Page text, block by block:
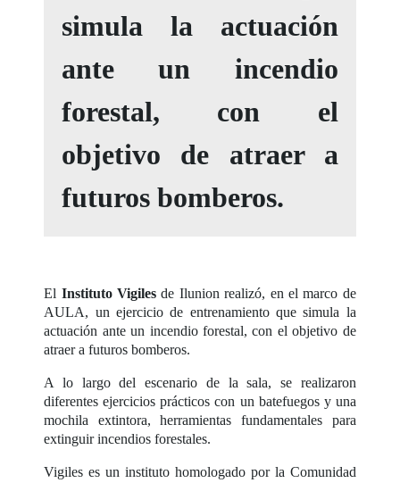
simula la actuación
ante un incendio
forestal, con el
objetivo de atraer a
futuros bomberos.
El Instituto Vigiles de Ilunion realizó, en el marco de
AULA, un ejercicio de entrenamiento que simula la
actuación ante un incendio forestal, con el objetivo de
atraer a futuros bomberos.
A lo largo del escenario de la sala, se realizaron
diferentes ejercicios prácticos con un batefuegos y una
mochila extintora, herramientas fundamentales para
extinguir incendios forestales.
Vigiles es un instituto homologado por la Comunidad